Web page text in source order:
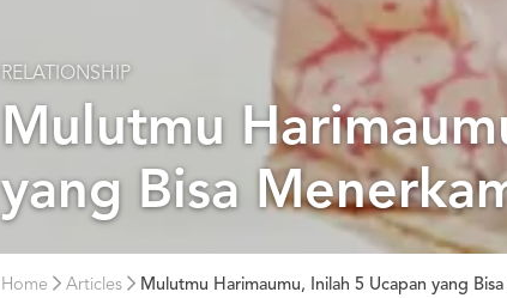
RELATIONSHIP
Mulutmu
yang Bisa
Home Articles Mulutmu Harimaumu, Inilah 5 Ucapan yang